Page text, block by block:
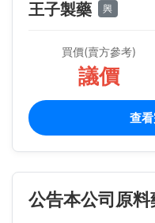
王子製藥 興
買價(賣方參考)
議價
查
公告本公司原